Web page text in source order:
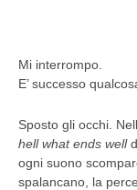
Mi interrompo.
E’ successo
Sposto gli occhi.
hell what ends well
ogni suono
spalancano, la